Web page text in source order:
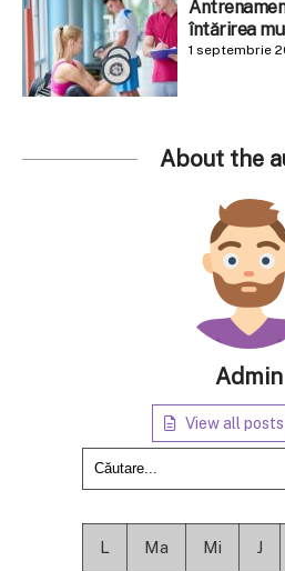
întărirea
1 septembrie
About the
Admin
View all posts
L Ma Mi J